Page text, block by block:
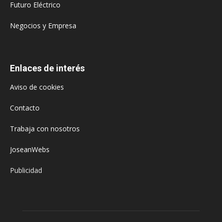
Futuro Eléctrico
Negocios y Empresa
Enlaces de interés
Aviso de cookies
Contacto
Trabaja con nosotros
JoseanWebs
Publicidad